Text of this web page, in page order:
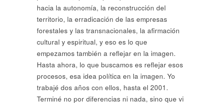
hacia la autonomía, la reconstrucción del
territorio, la erradicación de las empresas
forestales y las transnacionales, la afirmación
cultural y espiritual, y eso es lo que
empezamos también a reflejar en la imagen.
Hasta ahora, lo que buscamos es reflejar esos
procesos, esa idea política en la imagen. Yo
trabajé dos años con ellos, hasta el 2001.
Terminé no por diferencias ni nada, sino que vi